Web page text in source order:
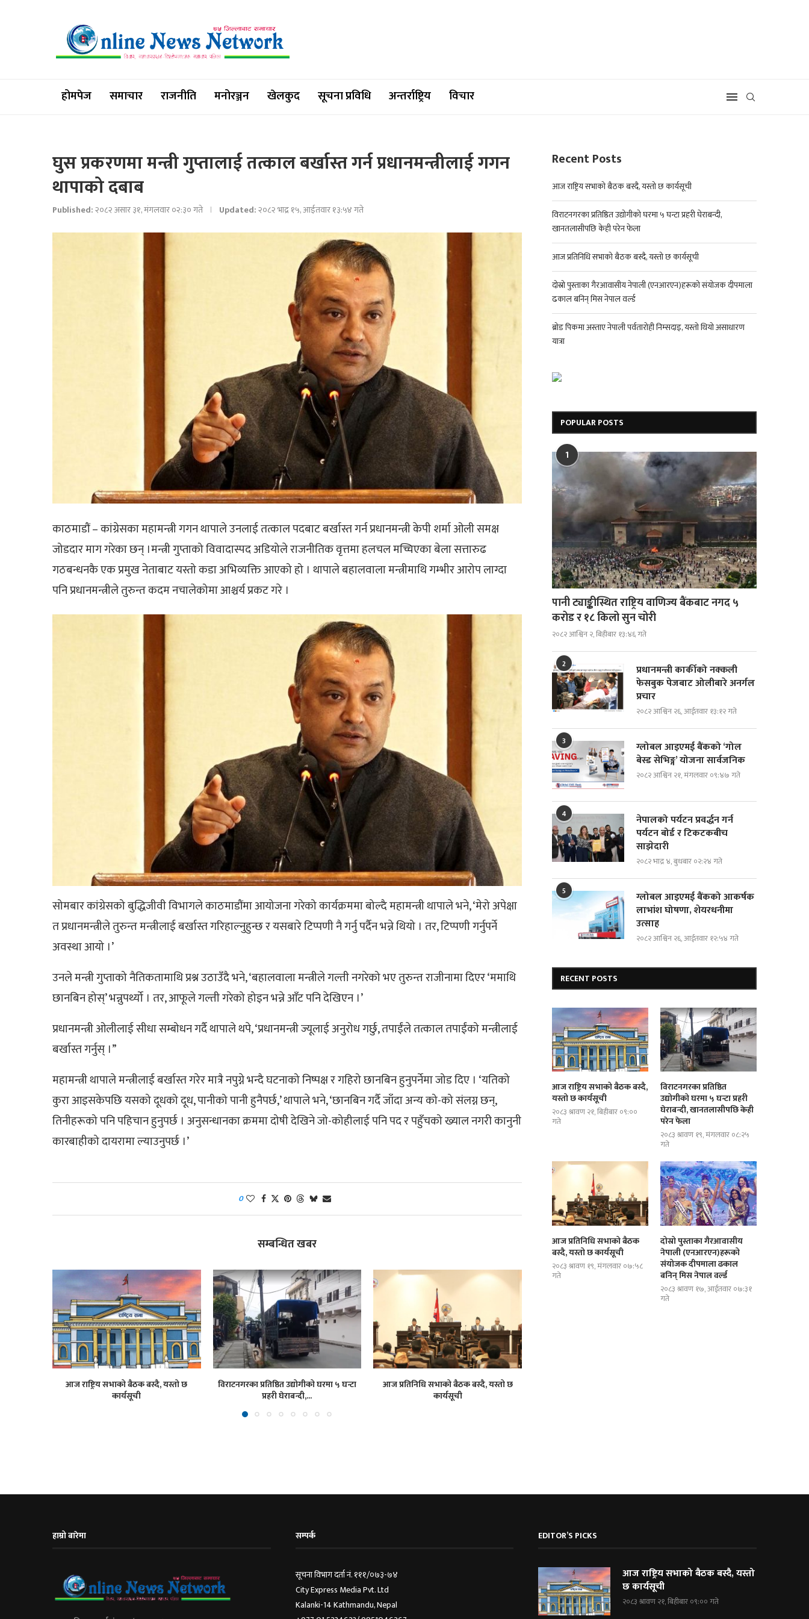
होमपेज समाचार राजनीति मनोरञ्जन खेलकुद सूचना प्रविधि अन्तर्राष्ट्रिय विचार
घुस प्रकरणमा मन्त्री गुप्तालाई तत्काल बर्खास्त गर्न प्रधानमन्त्रीलाई गगन
थापाको दबाब
Published:२०८२ असार ३१, मंगलवार ०२:३० गते Updated:२०८२ भाद्र १५, आईतवार १३:५४ गते
काठमाडौं – कांग्रेसका महामन्त्री गगन थापाले उनलाई तत्काल पदबाट बर्खास्त गर्न प्रधानमन्त्री केपी शर्मा ओली समक्ष
जोडदार माग गरेका छन् ।मन्त्री गुप्ताको विवादास्पद अडियोले राजनीतिक वृत्तमा हलचल मच्चिएका बेला सत्तारुढ
गठबन्धनकै एक प्रमुख नेताबाट यस्तो कडा अभिव्यक्ति आएको हो । थापाले बहालवाला मन्त्रीमाथि गम्भीर आरोप लाग्दा
पनि प्रधानमन्त्रीले तुरुन्त कदम नचालेकोमा आश्चर्य प्रकट गरे ।
सोमबार कांग्रेसको बुद्धिजीवी विभागले काठमाडौंमा आयोजना गरेको कार्यक्रममा बोल्दै महामन्त्री थापाले भने, ‘मेरो अपेक्षा
त प्रधानमन्त्रीले तुरुन्त मन्त्रीलाई बर्खास्त गरिहाल्नुहुन्छ र यसबारे टिप्पणी नै गर्नु पर्दैन भन्ने थियो । तर, टिप्पणी गर्नुपर्ने
अवस्था आयो ।’
उनले मन्त्री गुप्ताको नैतिकतामाथि प्रश्न उठाउँदै भने, ‘बहालवाला मन्त्रीले गल्ती नगरेको भए तुरुन्त राजीनामा दिएर ‘ममाथि
छानबिन होस्’ भन्नुपर्थ्यो । तर, आफूले गल्ती गरेको होइन भन्ने आँट पनि देखिएन ।’
प्रधानमन्त्री ओलीलाई सीधा सम्बोधन गर्दै थापाले थपे, ‘प्रधानमन्त्री ज्यूलाई अनुरोध गर्छु, तपाईंले तत्काल तपाईंको मन्त्रीलाई
बर्खास्त गर्नुस् ।”
महामन्त्री थापाले मन्त्रीलाई बर्खास्त गरेर मात्रै नपुग्ने भन्दै घटनाको निष्पक्ष र गहिरो छानबिन हुनुपर्नेमा जोड दिए । ‘यतिको
कुरा आइसकेपछि यसको दूधको दूध, पानीको पानी हुनैपर्छ,’ थापाले भने, ‘छानबिन गर्दै जाँदा अन्य को-को संलग्न छन्,
तिनीहरूको पनि पहिचान हुनुपर्छ । अनुसन्धानका क्रममा दोषी देखिने जो-कोहीलाई पनि पद र पहुँचको ख्याल नगरी कानुनी
कारबाहीको दायरामा ल्याउनुपर्छ ।’
0
सम्बन्धित खबर
आज राष्ट्रिय सभाको बैठक बस्दै, यस्तो छ
कार्यसूची
विराटनगरका प्रतिष्ठित उद्योगीको घरमा ५ घन्टा
प्रहरी घेराबन्दी,...
आज प्रतिनिधि सभाको बैठक बस्दै, यस्तो छ
कार्यसूची
Recent Posts
आज राष्ट्रिय सभाको बैठक बस्दै, यस्तो छ कार्यसूची
विराटनगरका प्रतिष्ठित उद्योगीको घरमा ५ घन्टा प्रहरी घेराबन्दी,
खानतलासीपछि केही परेन फेला
आज प्रतिनिधि सभाको बैठक बस्दै, यस्तो छ कार्यसूची
दोस्रो पुस्ताका गैरआवासीय नेपाली (एनआरएन)हरूको संयोजक दीपमाला
ढकाल बनिन् मिस नेपाल वर्ल्ड
ब्रोड पिकमा अस्ताए नेपाली पर्वतारोही निम्सदाइ, यस्तो थियो असाधारण
यात्रा
POPULAR POSTS
1
पानी ट्याङ्कीस्थित राष्ट्रिय वाणिज्य बैंकबाट नगद ५
करोड र १८ किलो सुन चोरी
२०८२ आश्विन २, बिहीबार १३:४६ गते
2
प्रधानमन्त्री कार्कीको नक्कली
फेसबुक पेजबाट ओलीबारे अनर्गल
प्रचार
२०८२ आश्विन २६, आईतवार १३:१२ गते
3
ग्लोबल आइएमई बैंकको ‘गोल
बेस्ड सेभिङ्ग’ योजना सार्वजनिक
२०८२ आश्विन २१, मंगलवार ०९:४७ गते
4
नेपालको पर्यटन प्रवर्द्धन गर्न
पर्यटन बोर्ड र टिकटकबीच
साझेदारी
२०८२ भाद्र ४, बुधबार ०२:२४ गते
5
ग्लोबल आइएमई बैंकको आकर्षक
लाभांश घोषणा, शेयरधनीमा
उत्साह
२०८२ आश्विन २६, आईतवार १२:५४ गते
RECENT POSTS
आज राष्ट्रिय सभाको बैठक बस्दै,
यस्तो छ कार्यसूची
२०८३ श्रावण २१, बिहीबार ०९:००
गते
विराटनगरका प्रतिष्ठित
उद्योगीको घरमा ५ घन्टा प्रहरी
घेराबन्दी, खानतलासीपछि केही
परेन फेला
२०८३ श्रावण १९, मंगलवार ०८:२५
गते
आज प्रतिनिधि सभाको बैठक
बस्दै, यस्तो छ कार्यसूची
२०८३ श्रावण १९, मंगलवार ०७:५८
गते
दोस्रो पुस्ताका गैरआवासीय
नेपाली (एनआरएन)हरूको
संयोजक दीपमाला ढकाल
बनिन् मिस नेपाल वर्ल्ड
२०८३ श्रावण १७, आईतवार ०७:३१
गते
हाम्रो बारेमा सम्पर्क
सूचना विभाग दर्ता नं. १११/०७३-७४
City Express Media Pvt. Ltd
Kalanki-14 Kathmandu, Nepal
EDITOR’S PICKS
आज राष्ट्रिय सभाको बैठक बस्दै, यस्तो
छ कार्यसूची
२०८३ श्रावण २१, बिहीबार ०९:०० गते